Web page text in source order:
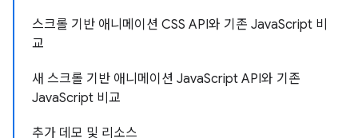
스크롤 기반 애니메이션 CSS API와 기존 JavaScript 비
교
새 스크롤 기반 애니메이션 JavaScript API와 기존
JavaScript 비교
추가 데모 및 리소스